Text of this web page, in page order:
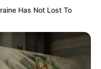
«Βρισκόμαστε
πιο επικίνδυνη...
Has Not Lost To